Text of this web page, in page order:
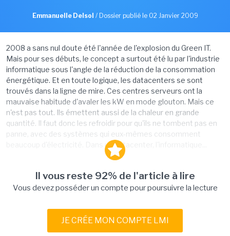
Emmanuelle Delsol / Dossier publié le 02 Janvier 2009
2008 a sans nul doute été l'année de l'explosion du Green IT.
Mais pour ses débuts, le concept a surtout été lu par l'industrie
informatique sous l'angle de la réduction de la consommation
énergétique. Et en toute logique, les datacenters se sont
trouvés dans la ligne de mire. Ces centres serveurs ont la
mauvaise habitude d'avaler les kW en mode glouton. Mais ce
n'est pas tout. Ils émettent aussi de la chaleur en grande
quantité. Il faut donc les refroidir pour qu'ils ne tombent pas en
panne, avec des systèmes qui eux-mêmes consomment
beaucoup d'électricité. Dans un datacenter, l'informatique...
Il vous reste 92% de l'article à lire
Vous devez posséder un compte pour poursuivre la lecture
JE CRÉE MON COMPTE LMI